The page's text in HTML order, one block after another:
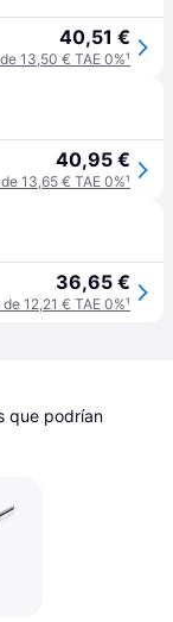
40,51 €
13,50 € TAE 0%¹
40,95 €
13,65 € TAE 0%¹
36,65 €
12,21 € TAE 0%¹
que podrían